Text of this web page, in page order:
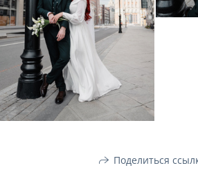
Поделиться